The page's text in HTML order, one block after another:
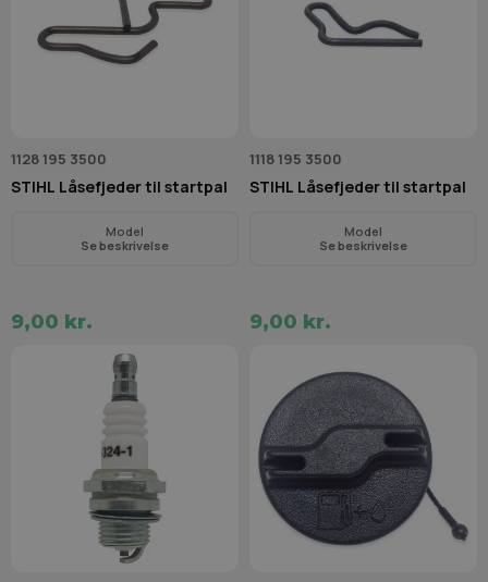
1128 195 3500
STIHL Låsefjeder til startpal
Model
Se beskrivelse
9,00 kr.
1118 195 3500
STIHL Låsefjeder til startpal
Model
Se beskrivelse
9,00 kr.